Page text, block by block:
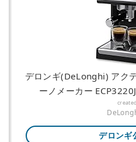
デロンギ(DeLonghi) アク
ーノメーカー
デロンギ